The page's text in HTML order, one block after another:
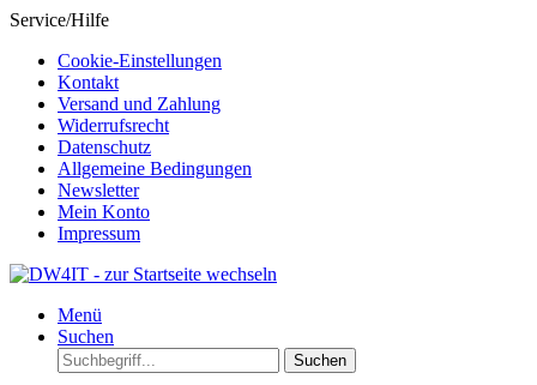
Service/Hilfe
Cookie-Einstellungen
Kontakt
Versand und Zahlung
Widerrufsrecht
Datenschutz
Allgemeine Bedingungen
Newsletter
Mein Konto
Impressum
Menü
Suchen
Suchen